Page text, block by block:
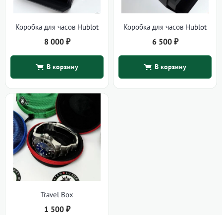
Коробка для часов Hublot
8 000 ₽
В корзину
Коробка для часов Hublot
6 500 ₽
В корзину
Travel Box
1 500 ₽